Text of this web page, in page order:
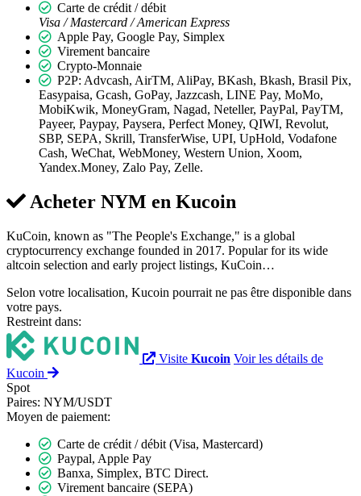
Carte de crédit / débit
Visa / Mastercard / American Express
Apple Pay, Google Pay, Simplex
Virement bancaire
Crypto-Monnaie
P2P: Advcash, AirTM, AliPay, BKash, Bkash, Brasil Pix,
Easypaisa, Gcash, GoPay, Jazzcash, LINE Pay, MoMo,
MobiKwik, MoneyGram, Nagad, Neteller, PayPal, PayTM,
Payeer, Paypay, Paysera, Perfect Money, QIWI, Revolut,
SBP, SEPA, Skrill, TransferWise, UPI, UpHold, Vodafone
Cash, WeChat, WebMoney, Western Union, Xoom,
Yandex.Money, Zalo Pay, Zelle.
Acheter NYM en Kucoin
KuCoin, known as "The People's Exchange," is a global
cryptocurrency exchange founded in 2017. Popular for its wide
altcoin selection and early project listings, KuCoin…
Selon votre localisation, Kucoin pourrait ne pas être disponible dans
votre pays.
Restreint dans:
Visite Kucoin Voir les détails de
Kucoin
Spot
Paires: NYM/USDT
Moyen de paiement:
Carte de crédit / débit (Visa, Mastercard)
Paypal, Apple Pay
Banxa, Simplex, BTC Direct.
Virement bancaire (SEPA)